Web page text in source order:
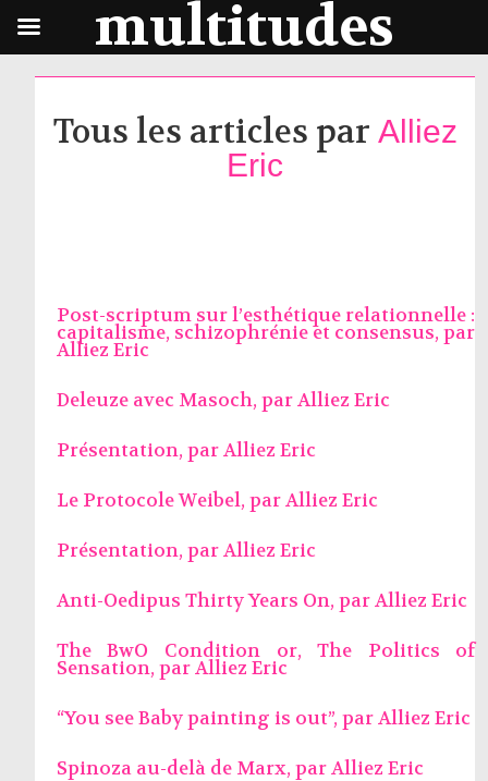
Tous les articles par Alliez
Eric
Post-scriptum sur l’esthétique relationnelle :
capitalisme, schizophrénie et consensus, par
Alliez Eric
Deleuze avec Masoch, parAlliez Eric
Présentation, parAlliez Eric
Le Protocole Weibel, parAlliez Eric
Présentation, parAlliez Eric
Anti-Oedipus Thirty Years On, parAlliez Eric
The BwO Condition or, The Politics of
Sensation, parAlliez Eric
“You see Baby painting is out”, parAlliez Eric
Spinoza au-delà de Marx, parAlliez Eric
multitudes